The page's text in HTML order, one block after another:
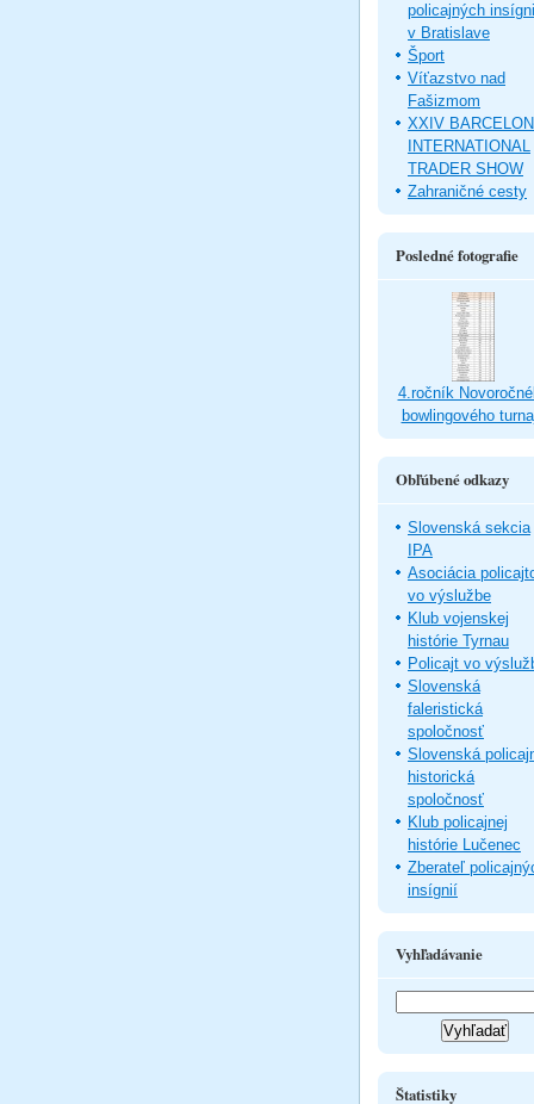
policajných
v Bratislave
Šport
Víťazstvo nad
Fašizmom
XXIV
INTERNATIONAL
TRADER SHOW
Zahraničné cesty
Posledné fotografie
4.ročník
bowlingového
Obľúbené odkazy
Slovenská sekcia
IPA
Asociácia
vo výslužbe
Klub vojenskej
histórie Tyrnau
Policajt vo
Slovenská
faleristická
spoločnosť
Slovenská
historická
spoločnosť
Klub policajnej
histórie Lučenec
Zberateľ
insígnií
Vyhľadávanie
Štatistiky